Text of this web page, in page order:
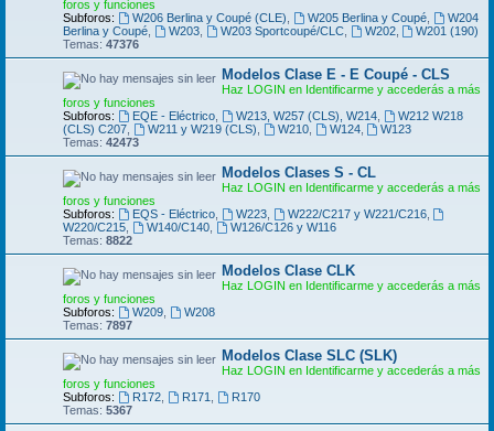
foros y funciones
Subforos:
W206 Berlina y Coupé (CLE) W205 Berlina y Coupé,
W204
Berlina y Coupé
W203, W203 Sportcoupé/CLC, W202,
W201 (190)
Temas: 47376
Modelos Clase E - E Coupé - CLS
Haz LOGIN en Identificarme y accederás a más
foros y funciones
Subforos:
EQE - Eléctrico, W213, W257 (CLS), W214,
W212 W218
(CLS) C207
W211 y W219 (CLS) W210, W124,
W123
Temas: 42473
Modelos Clases S - CL
Haz LOGIN en Identificarme y accederás a más
foros y funciones
Subforos:
EQS - Eléctrico, W223, W222/C217 y W221/C216,
W220/C215
W140/C140,
W126/C126 y W116
Temas: 8822
Modelos Clase CLK
Haz LOGIN en Identificarme y accederás a más
foros y funciones
Subforos:
W209,
W208
Temas: 7897
Modelos Clase SLC (SLK)
Haz LOGIN en Identificarme y accederás a más
foros y funciones
Subforos:
R172, R171
R170
Temas: 5367